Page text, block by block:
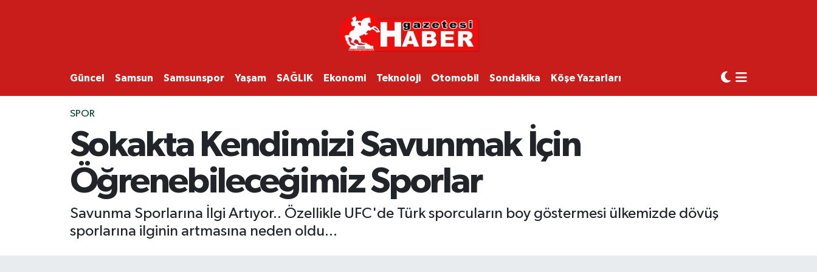
Güncel Samsun Samsunspor Yaşam SAĞLIK Ekonomi Teknoloji Otomobil Sondakika Köşe Yazarları
SPOR
Sokakta Kendimizi Savunmak İçin
Öğrenebileceğimiz Sporlar
Savunma Sporlarına İlgi Artıyor.. Özellikle UFC'de Türk sporcuların boy göstermesi ülkemizde dövüş
sporlarına ilginin artmasına neden oldu...
SAMSUN
SAMSUNSPOR
EKONOMİ